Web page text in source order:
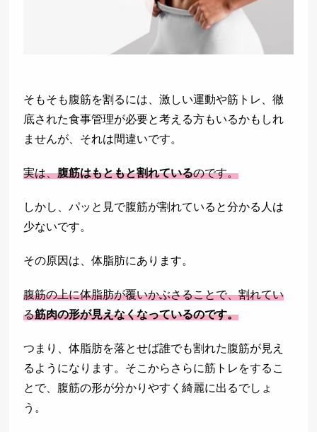
そもそも腹筋を割るには、激しい運動や筋トレ、徹
底された食事管理が必要と考える方もいるかもしれ
ませんが、それは間違いです。
実は、腹筋はもともと割れているのです。
しかし、パッと見で腹筋が割れていると分かる人は
少ないです。
その原因は、体脂肪にあります。
腹筋の上に体脂肪が覆いかぶさることで、割れてい
る筋肉の形が見えなくなっているのです。
つまり、体脂肪を落とせば誰でも割れた腹筋が見え
るようになります。そこからさらに筋トレをするこ
とで、腹筋の形が分かりやすく綺麗に出るでしょ
う。